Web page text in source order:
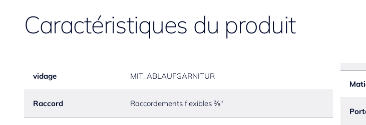
Caractéristiques du produit
vidage MIT_ABLAUFGARNITUR
Raccord Raccordements flexibles ⅜"